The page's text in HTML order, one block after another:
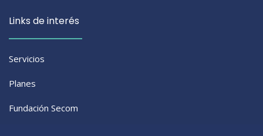
Links de interés
Servicios
Planes
Fundación Secom